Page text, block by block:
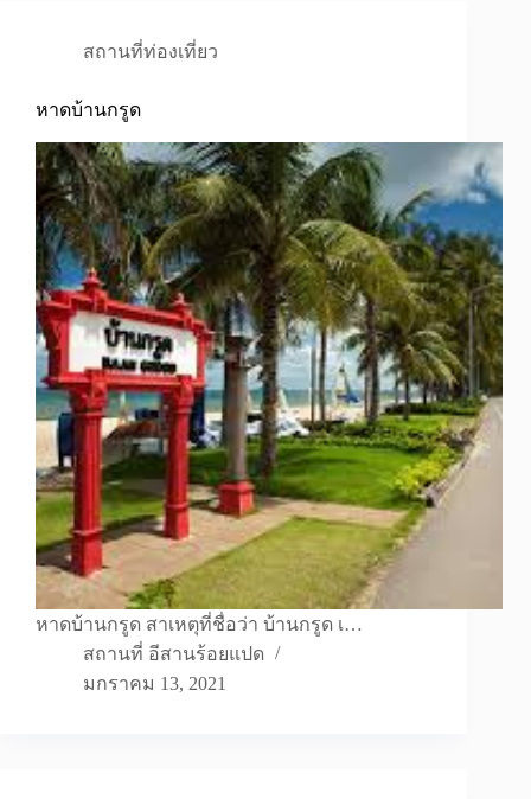
สถานที่ท่องเที่ยว
หาดบ้านกรูด
หาดบ้านกรูด สาเหตุที่ชื่อว่า บ้านกรูด เ…
สถานที่ อีสานร้อยแปด
มกราคม 13, 2021